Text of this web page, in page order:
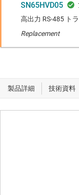
SN65HVD05
高出力 RS-485 ト
Replacement